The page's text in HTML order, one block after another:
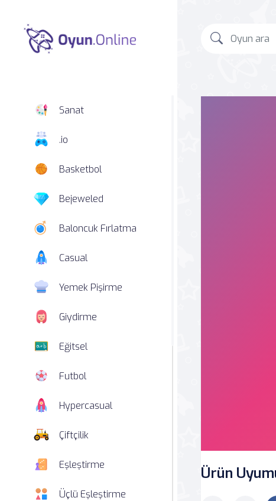
Sanat
.io
Basketbol
Bejeweled
Baloncuk Fırlatma
Casual
Yemek Pişirme
Giydirme
Eğitsel
Futbol
Hypercasual
Çiftçilik
Eşleştirme
Üçlü Eşleştirme
Ürün